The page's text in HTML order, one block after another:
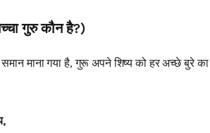
गुरु कौन है?)
माना गया है, गुरू अपने शिष्य को हर अच्छे बुरे